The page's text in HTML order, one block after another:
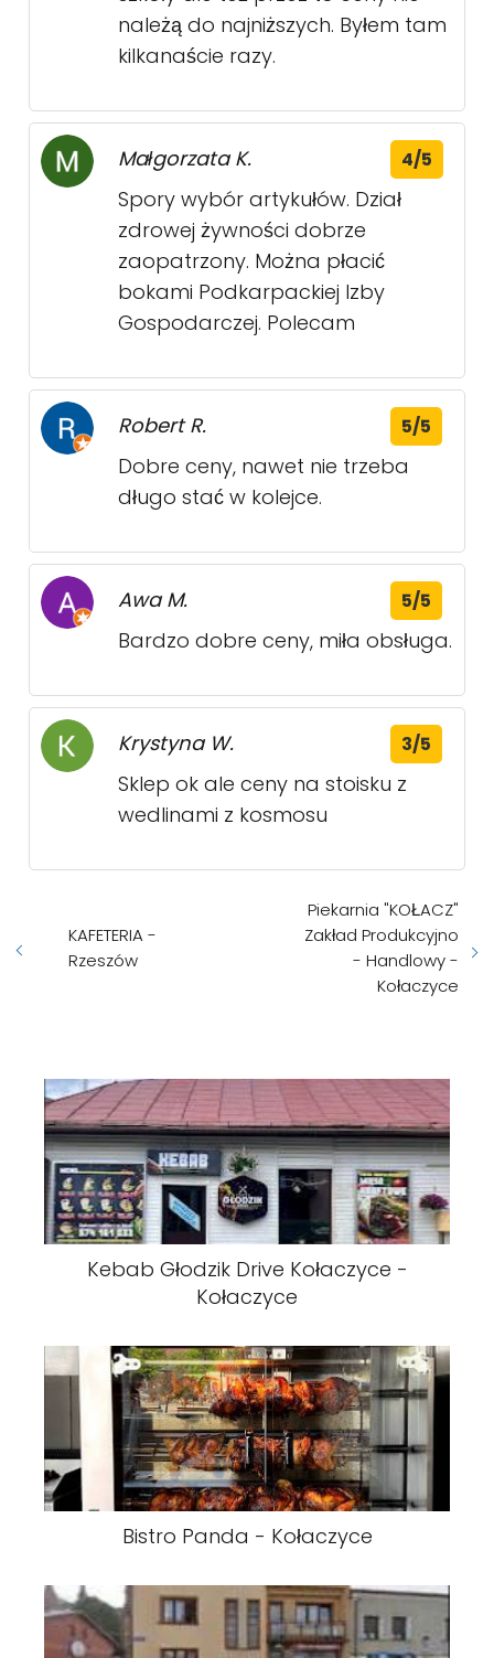
należą do najniższych. Byłem tam
kilkanaście razy.
Małgorzata K. 4/5
Spory wybór artykułów. Dział
zdrowej żywności dobrze
zaopatrzony. Można płacić
bokami Podkarpackiej Izby
Gospodarczej. Polecam
Robert R. 5/5
Dobre ceny, nawet nie trzeba
długo stać w kolejce.
Awa M. 5/5
Bardzo dobre ceny, miła obsługa.
Krystyna W. 3/5
Sklep ok ale ceny na stoisku z
wedlinami z kosmosu
KAFETERIA -
Rzeszów
Piekarnia "KOŁACZ"
Zakład Produkcyjno
- Handlowy -
Kołaczyce
Kebab Głodzik Drive Kołaczyce -
Kołaczyce
Bistro Panda - Kołaczyce